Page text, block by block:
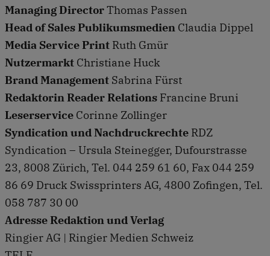
Managing DirectorThomas Passen
Head of Sales Publikumsmedien Claudia Dippel
Media Service Print Ruth Gmür
Nutzermarkt Christiane Huck
Brand Management Sabrina Fürst
Redaktorin Reader Relations Francine Bruni
Leserservice Corinne Zollinger
Syndication und Nachdruckrechte RDZ
Syndication – Ursula Steinegger, Dufourstrasse
23, 8008 Zürich, Tel. 044 259 61 60, Fax 044 259
86 69 Druck Swissprinters AG, 4800 Zofingen, Tel.
058 787 30 00
Adresse Redaktion und Verlag
Ringier AG | Ringier Medien Schweiz